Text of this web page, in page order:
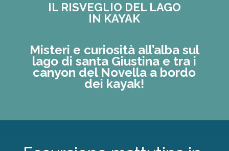
IL RISVEGLIO DEL LAGO
IN KAYAK
Misteri e curiosità all’alba sul
lago di santa Giustina e tra i
canyon del Novella a bordo
dei kayak!